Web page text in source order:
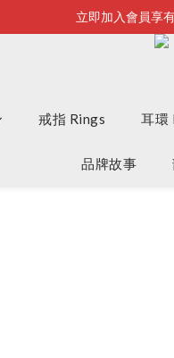
立即加入會員享
全店滿2500
戒指 Rings 耳環
品牌故事